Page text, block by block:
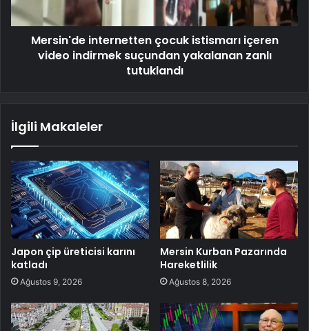
Mersin'de internetten çocuk istismarı içeren
video indirmek suçundan yakalanan zanlı
tutuklandı
İlgili Makaleler
Japon çip üreticisi karını
katladı
Ağustos 9, 2026
Mersin Kurban Pazarında
Hareketlilik
Ağustos 8, 2026